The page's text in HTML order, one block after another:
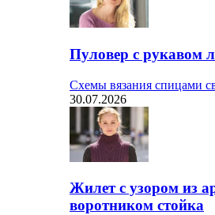
Пуловер с рукавом
Схемы вязания спицами
30.07.2026
Жилет с узором из
воротником стойка